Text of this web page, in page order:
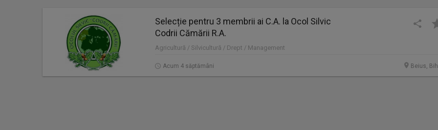
Selecție pentru 3 membrii ai C.A. la Ocol Silvic
Codrii Cămării R.A.
Agricultură / Silvicultură / Drept / Management
Acum 4 săptămâni Beius,